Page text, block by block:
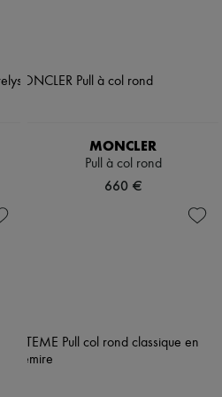
MONCLER
Pull à col rond
660 €